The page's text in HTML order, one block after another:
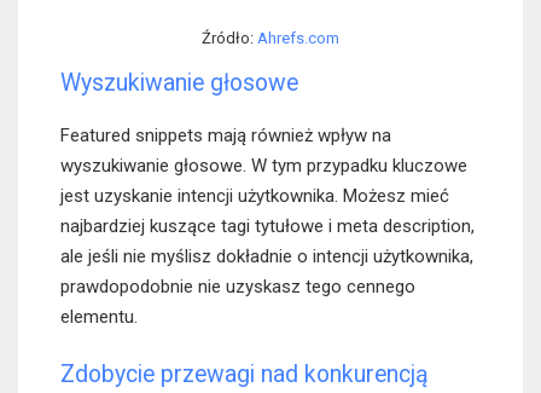
Źródło: Ahrefs.com
Wyszukiwanie głosowe
Featured snippets mają również wpływ na
wyszukiwanie głosowe. W tym przypadku kluczowe
jest uzyskanie intencji użytkownika. Możesz mieć
najbardziej kuszące tagi tytułowe i meta description,
ale jeśli nie myślisz dokładnie o intencji użytkownika,
prawdopodobnie nie uzyskasz tego cennego
elementu.
Zdobycie przewagi nad konkurencją